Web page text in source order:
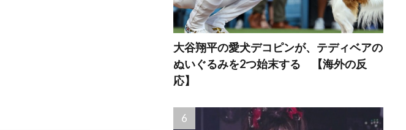
大谷翔平の愛犬デコピンが、テディベアの
ぬいぐるみを2つ始末する 【海外の反
応】